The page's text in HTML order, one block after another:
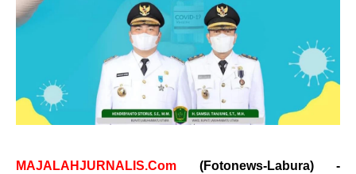
MAJALAHJURNALIS.Com (Fotonews-Labura) -